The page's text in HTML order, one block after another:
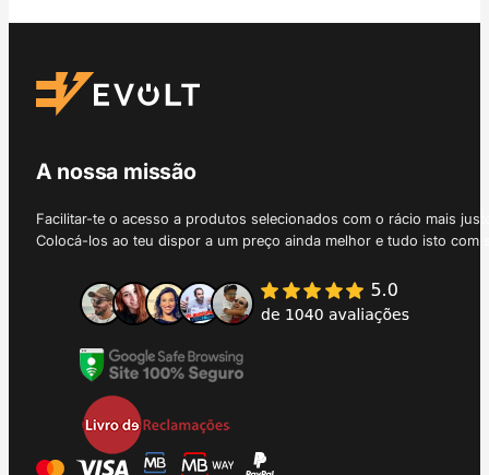
A nossa missão
Facilitar-te o acesso a produtos selecionados com o rácio mais
Colocá-los ao teu dispor a um preço ainda melhor e tudo isto